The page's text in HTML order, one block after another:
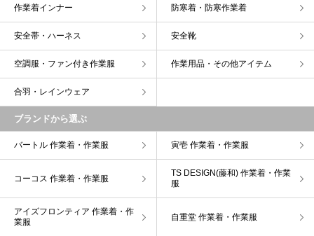
作業着インナー 防寒着・防寒作業着
安全帯・ハーネス 安全靴
空調服・ファン付き作業服 作業用品・その他アイテム
合羽・レインウェア
ブランドから選ぶ
バートル 作業着・作業服 寅壱 作業着・作業服
コーコス 作業着・作業服
TS DESIGN(藤和) 作業着・作業
服
アイズフロンティア 作業着・作
業服
自重堂 作業着・作業服